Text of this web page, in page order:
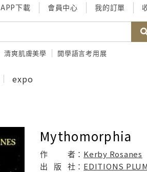
APP下載 會員中心 我的訂單
清爽肌膚美學 開學語言考用展
expo
Mythomorphia
作 者： Kerby Rosanes
出
版 社： EDITIONS